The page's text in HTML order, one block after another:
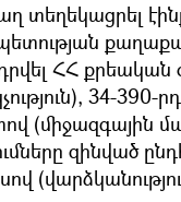
տեղեկացրել
ՀՀ քրեական
34-390-
(միջազգային
զինված